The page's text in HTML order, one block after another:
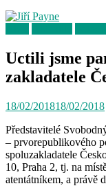
Uctili jsme
zakladatele
18/02/201818/02/2018
Představitelé
– prvorepublikového
spoluzakladatele
10, Praha 2, tj. na
atentátníkem, a právě